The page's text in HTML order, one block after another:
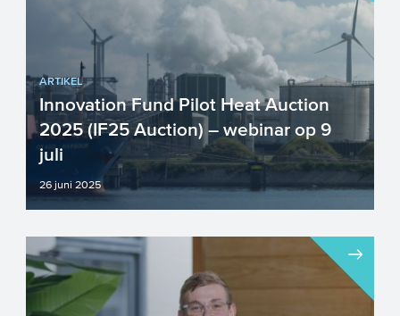
ARTIKEL
Innovation Fund Pilot Heat Auction
2025 (IF25 Auction) – webinar op 9
juli
26 juni 2025
Op 9 juli 2025 wordt een webinar
georganiseerd voor de opkomende
Innovation Fund pilot ‘Industrial...